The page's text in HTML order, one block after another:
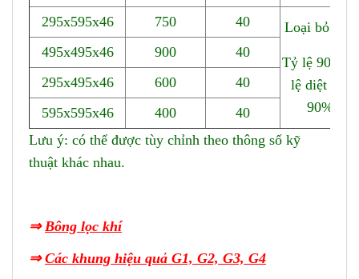
295x595x46 750 40 Loại bỏ mùi
Tỷ lệ 90% tỷ
lệ diệt khí
90%
495x495x46 900
40
295x495x46
600
40
595x595x46
400
40
Lưu ý: có thể được tùy chỉnh theo thông số kỹ
thuật khác nhau.
⇒Bông lọc khí
⇒Các khung hiệu quả G1, G2, G3, G4